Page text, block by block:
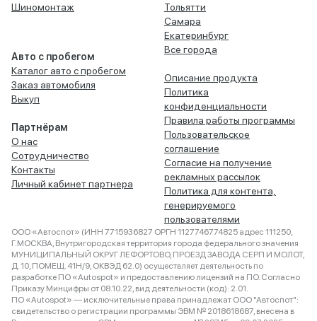
Шиномонтаж
Авто с пробегом
Каталог авто с пробегом
Заказ автомобиля
Выкуп
Партнёрам
О нас
Сотрудничество
Контакты
Личный кабинет партнера
Тольятти
Самара
Екатеринбург
Все города
Описание продукта
Политика
конфиденциальности
Правила работы программы
Пользовательское
соглашение
Согласие на получение
рекламных рассылок
Политика для контента,
генерируемого
пользователями
ООО «Автоспот» (ИНН 7715936827 ОРГН 1127746774825 адрес 111250,
Г.МОСКВА, Внутригородская территория города федерального значения
МУНИЦИПАЛЬНЫЙ ОКРУГ ЛЕФОРТОВО, ПРОЕЗД ЗАВОДА СЕРП И МОЛОТ,
Д. 10, ПОМЕЩ. 41Н/9, ОКВЭД 62.0) осуществляет деятельность по
разработке ПО «Autospot» и предоставлению лицензий на ПО. Согласно
Приказу Минцифры от 08.10.22, вид деятельности (код): 2.01.
ПО «Autospot» — исключительные права принадлежат ООО "Автоспот":
свидетельство о регистрации программы ЭВМ № 2018618687, внесена в